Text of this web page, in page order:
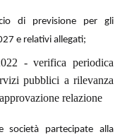
di previsione per gli
e relativi allegati;
- verifica periodica
pubblici a rilevanza
relazione
società partecipate alla